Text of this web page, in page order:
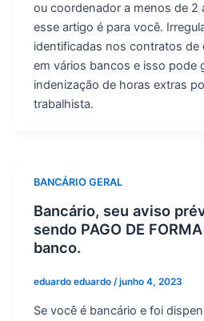
ou coordenador a menos de 2
esse artigo é para você.
identificadas nos contratos de
em vários bancos e isso pode
indenização de horas extras
trabalhista.
BANCÁRIO GERAL
Bancário, seu aviso
sendo PAGO DE
banco.
eduardo eduardo /junho 4, 2023
Se você é bancário e foi